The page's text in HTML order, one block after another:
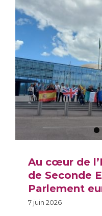
Au cœur
élèves de
Au cœur de
de Seconde
Parlement
7 juin 2026